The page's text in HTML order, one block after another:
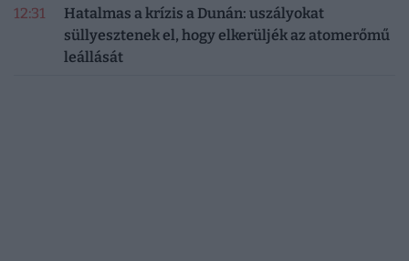
12:31
Hatalmas a krízis a Dunán: uszályokat
süllyesztenek el, hogy elkerüljék az atomerőmű
leállását